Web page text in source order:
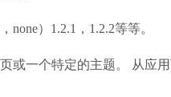
）1.2.1，1.2.2等等。
一个特定的主题。 从应用